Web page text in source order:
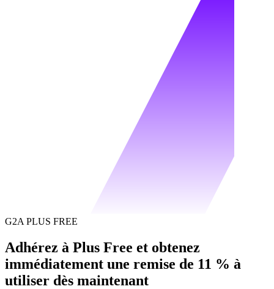
G2A PLUS FREE
Adhérez à Plus Free et obtenez
immédiatement une remise de 11 % à
utiliser dès maintenant